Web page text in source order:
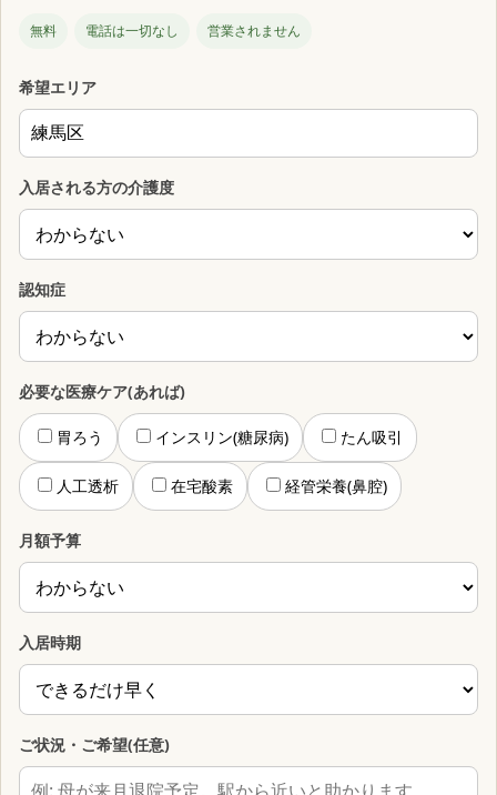
無料 電話は一切なし 営業されません
希望エリア
入居される方の介護度
認知症
必要な医療ケア(あれば)
胃ろう インスリン(糖尿病) たん吸引
人工透析 在宅酸素 経管栄養(鼻腔)
月額予算
入居時期
ご状況・ご希望(任意)